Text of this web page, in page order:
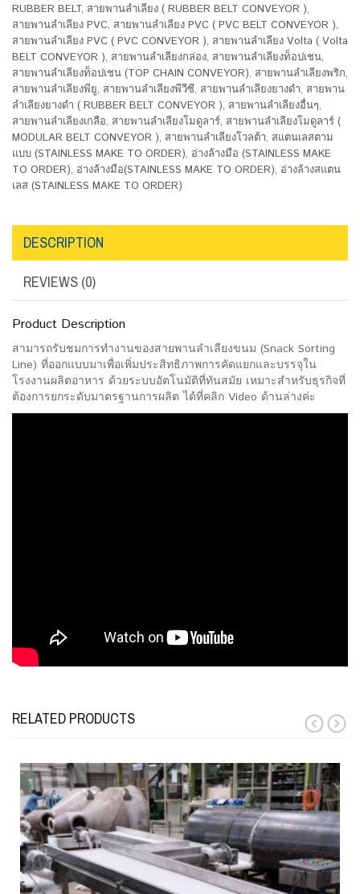
RUBBER BELT, สายพานลำเลียง ( RUBBER BELT CONVEYOR ),
สายพานลำเลียง PVC, สายพานลำเลียง PVC ( PVC BELT CONVEYOR ),
สายพานลำเลียง PVC ( PVC CONVEYOR ), สายพานลำเลียง Volta ( Volta
BELT CONVEYOR ), สายพานลำเลียงกล่อง, สายพานลำเลียงท็อปเชน,
สายพานลำเลียงท็อปเชน (TOP CHAIN CONVEYOR), สายพานลำเลียงพริก,
สายพานลำเลียงพียู, สายพานลำเลียงพีวีซี, สายพานลำเลียงยางดำ, สายพาน
ลำเลียงยางดำ ( RUBBER BELT CONVEYOR ), สายพานลำเลียงอื่นๆ,
สายพานลำเลียงเกลือ, สายพานลำเลียงโมดูลาร์, สายพานลำเลียงโมดูลาร์ (
MODULAR BELT CONVEYOR ), สายพานลำเลียงโวลต้า, สแตนเลสตาม
แบบ (STAINLESS MAKE TO ORDER), อ่างล้างมือ (STAINLESS MAKE
TO ORDER), อ่างล้างมือ(STAINLESS MAKE TO ORDER), อ่างล้างสแตน
เลส (STAINLESS MAKE TO ORDER)
DESCRIPTION
REVIEWS (0)
Product Description
สามารถรับชมการทำงานของสายพานลำเลียงขนม (Snack Sorting
Line) ที่ออกแบบมาเพื่อเพิ่มประสิทธิภาพการคัดแยกและบรรจุใน
โรงงานผลิตอาหาร ด้วยระบบอัตโนมัติที่ทันสมัย เหมาะสำหรับธุรกิจที่
ต้องการยกระดับมาตรฐานการผลิต ได้ที่คลิก Video ด้านล่างค่ะ
RELATED PRODUCTS prev next